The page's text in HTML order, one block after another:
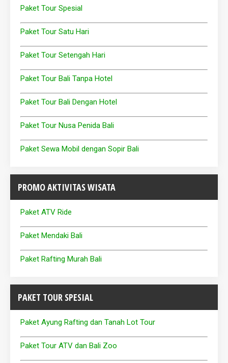
Paket Tour Spesial
Paket Tour Satu Hari
Paket Tour Setengah Hari
Paket Tour Bali Tanpa Hotel
Paket Tour Bali Dengan Hotel
Paket Tour Nusa Penida Bali
Paket Sewa Mobil dengan Sopir Bali
PROMO AKTIVITAS WISATA
Paket ATV Ride
Paket Mendaki Bali
Paket Rafting Murah Bali
PAKET TOUR SPESIAL
Paket Ayung Rafting dan Tanah Lot Tour
Paket Tour ATV dan Bali Zoo